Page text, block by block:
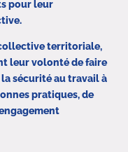
pour leur
territoriale,
leur volonté de faire
sécurité au travail à
pratiques, de